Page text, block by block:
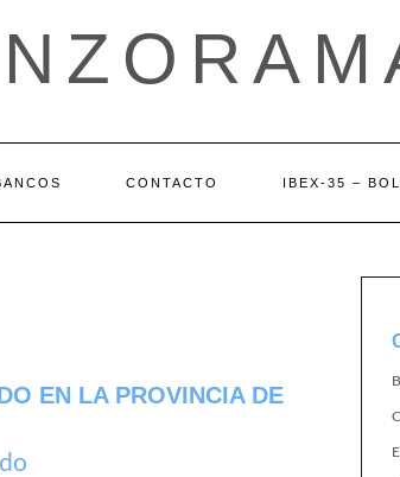
CONTACTO IBEX-35 –
EN LA PROVINCIA DE